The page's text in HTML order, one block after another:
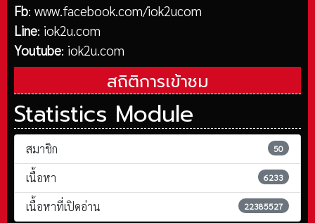
Fb: www.facebook.com/iok2ucom
Line: iok2u.com
Youtube: iok2u.com
สถิติการเข้าชม
Statistics Module
สมาชิก 50
เนื้อหา 6233
เนื้อหาที่เปิดอ่าน 22385527